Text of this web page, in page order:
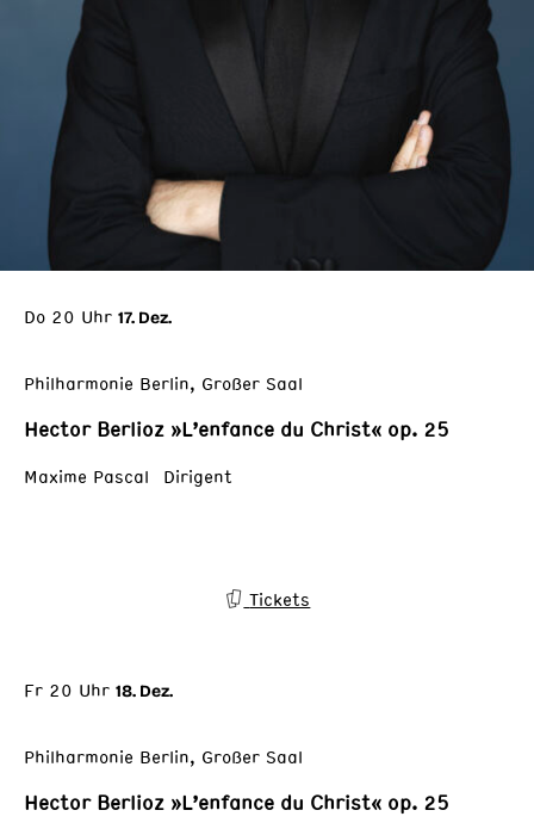
Do 20 Uhr 17. Dez.
Philharmonie Berlin, Großer Saal
Hector Berlioz »L’enfance du Christ« op. 25
Maxime Pascal Dirigent
Tickets
Fr 20 Uhr 18. Dez.
Philharmonie Berlin, Großer Saal
Hector Berlioz »L’enfance du Christ« op. 25